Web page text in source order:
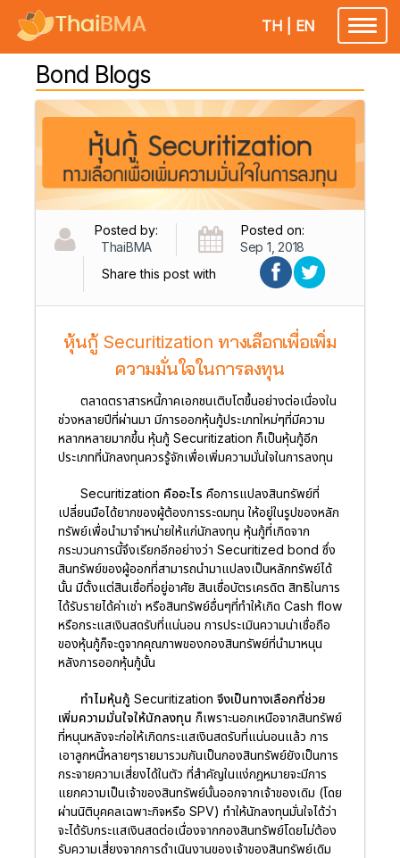
TH EN
Bond Blogs
Posted by:
ThaiBMA
Posted on:
Sep 1, 2018
Share this post with
หุ้นกู้ Securitization ทางเลือกเพื่อเพิ่ม
ความมั่นใจในการลงทุน
ตลาดตราสารหนี้ภาคเอกชนเติบโตขึ้นอย่างต่อเนื่องใน
ช่วงหลายปีที่ผ่านมา มีการออกหุ้นกู้ประเภทใหม่ๆที่มีความ
หลากหลายมากขึ้น หุ้นกู้ Securitization ก็เป็นหุ้นกู้อีก
ประเภทที่นักลงทุนควรรู้จักเพื่อเพิ่มความมั่นใจในการลงทุน
Securitization คืออะไร คือการแปลงสินทรัพย์ที่
เปลี่ยนมือได้ยากของผู้ต้องการระดมทุน ให้อยู่ในรูปของหลัก
ทรัพย์เพื่อนำมาจำหน่ายให้แก่นักลงทุน หุ้นกู้ที่เกิดจาก
กระบวนการนี้จึงเรียกอีกอย่างว่า Securitized bond ซึ่ง
สินทรัพย์ของผู้ออกที่สามารถนำมาแปลงเป็นหลักทรัพย์ได้
นั้น มีตั้งแต่สินเชื่อที่อยู่อาศัย สินเชื่อบัตรเครดิต สิทธิในการ
ได้รับรายได้ค่าเช่า หรือสินทรัพย์อื่นๆที่ทำให้เกิด Cash flow
หรือกระแสเงินสดรับที่แน่นอน การประเมินความน่าเชื่อถือ
ของหุ้นกู้ก็จะดูจากคุณภาพของกองสินทรัพย์ที่นำมาหนุน
หลังการออกหุ้นกู้นั้น
ทำไมหุ้นกู้ Securitization จึงเป็นทางเลือกที่ช่วย
เพิ่มความมั่นใจให้นักลงทุน ก็เพราะนอกเหนือจากสินทรัพย์
ที่หนุนหลังจะก่อให้เกิดกระแสเงินสดรับที่แน่นอนแล้ว การ
เอาลูกหนี้หลายๆรายมารวมกันเป็นกองสินทรัพย์ยังเป็นการ
กระจายความเสี่ยงได้ในตัว ที่สำคัญในแง่กฎหมายจะมีการ
แยกความเป็นเจ้าของสินทรัพย์นั้นออกจากเจ้าของเดิม (โดย
ผ่านนิติบุคคลเฉพาะกิจหรือ SPV) ทำให้นักลงทุนมั่นใจได้ว่า
จะได้รับกระแสเงินสดต่อเนื่องจากกองสินทรัพย์โดยไม่ต้อง
รับความเสี่ยงจากการดำเนินงานของเจ้าของสินทรัพย์เดิม